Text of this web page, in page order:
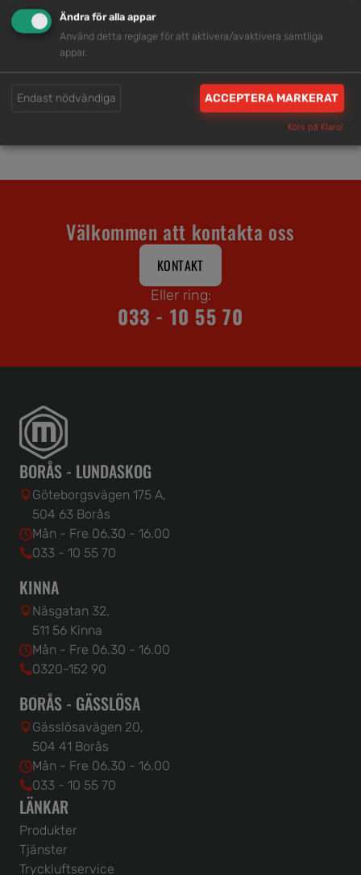
Våra hjälpsamma medarbetare är experter inom
branschen.
Brett och samlat utbud
Vi har en välsorterad maskinpark med hög
Välkommen att kontakta oss
KONTAKT
Eller ring:
033 - 10 55 70
BORÅS - LUNDASKOG
Göteborgsvägen 175 A,
504 63 Borås
Mån - Fre 06.30 - 16.00
033 - 10 55 70
KINNA
Näsgatan 32,
511 56 Kinna
Mån - Fre 06.30 - 16.00
0320-152 90
BORÅS - GÄSSLÖSA
Gässlösavägen 20,
504 41 Borås
Mån - Fre 06.30 - 16.00
033 - 10 55 70
LÄNKAR
Produkter
Tjänster
Tryckluftservice
Ändra för alla appar
Använd detta reglage för att aktivera/avaktivera samtliga
appar.
Endast nödvändiga ACCEPTERA MARKERAT
Körs på Klaro!